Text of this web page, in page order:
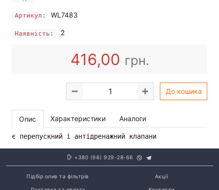
Артикул: WL7483
Наявність: 2
416,00 грн.
До кошика
Опис Характеристики Аналоги
є перепускний і антідренажний клапани
+380 (96) 929-28-66
Підбір олив та фільтрів Акції